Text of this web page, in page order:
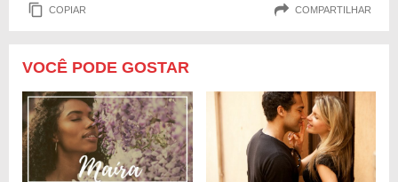
COPIAR COMPARTILHAR
VOCÊ PODE GOSTAR